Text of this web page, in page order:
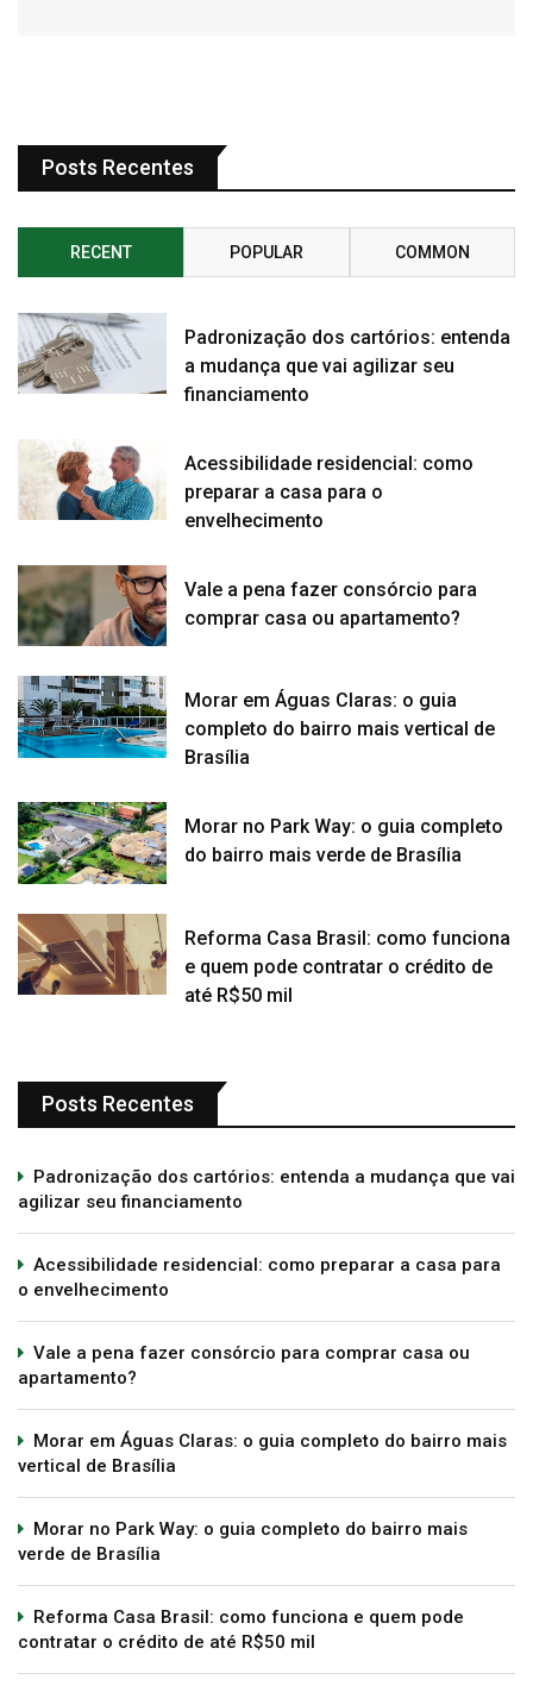
Posts Recentes
RECENT POPULAR COMMON
Padronização dos cartórios: entenda
a mudança que vai agilizar seu
financiamento
Acessibilidade residencial: como
preparar a casa para o
envelhecimento
Vale a pena fazer consórcio para
comprar casa ou apartamento?
Morar em Águas Claras: o guia
completo do bairro mais vertical de
Brasília
Morar no Park Way: o guia completo
do bairro mais verde de Brasília
Reforma Casa Brasil: como funciona
e quem pode contratar o crédito de
até R$50 mil
Posts Recentes
Padronização dos cartórios: entenda a mudança que vai
agilizar seu financiamento
Acessibilidade residencial: como preparar a casa para
o envelhecimento
Vale a pena fazer consórcio para comprar casa ou
apartamento?
Morar em Águas Claras: o guia completo do bairro mais
vertical de Brasília
Morar no Park Way: o guia completo do bairro mais
verde de Brasília
Reforma Casa Brasil: como funciona e quem pode
contratar o crédito de até R$50 mil